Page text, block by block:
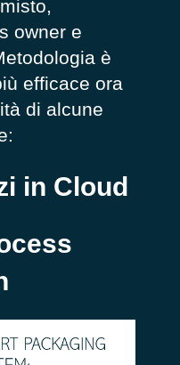
ownere
è
efficace ora
di alcune
in Cloud